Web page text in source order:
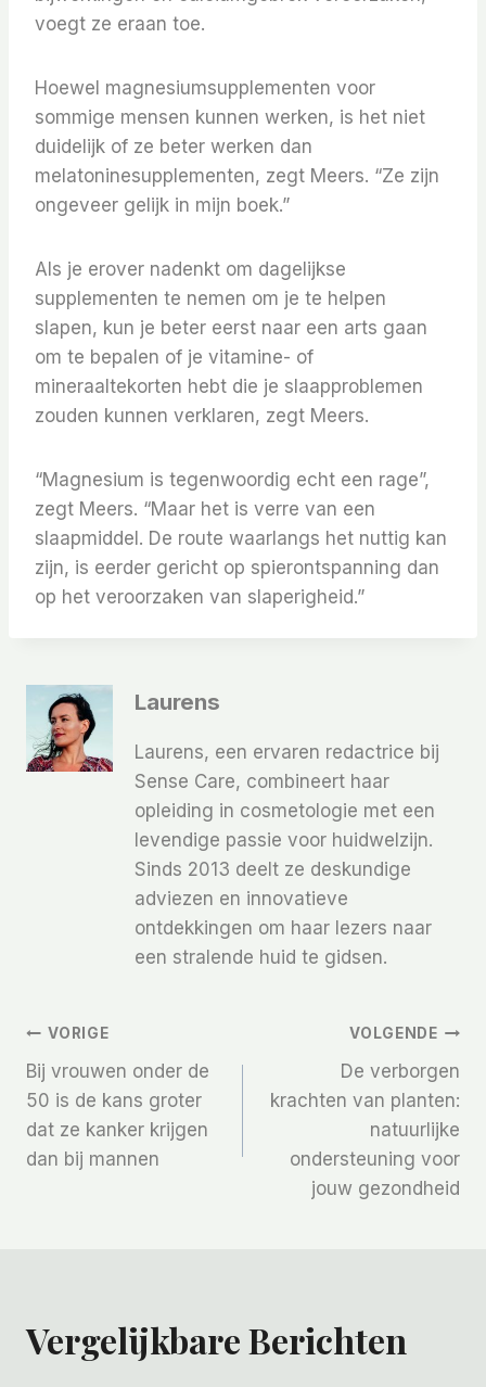
voegt ze eraan toe.
Hoewel magnesiumsupplementen voor
sommige mensen kunnen werken, is het niet
duidelijk of ze beter werken dan
melatoninesupplementen, zegt Meers. “Ze zijn
ongeveer gelijk in mijn boek.”
Als je erover nadenkt om dagelijkse
supplementen te nemen om je te helpen
slapen, kun je beter eerst naar een arts gaan
om te bepalen of je vitamine- of
mineraaltekorten hebt die je slaapproblemen
zouden kunnen verklaren, zegt Meers.
“Magnesium is tegenwoordig echt een rage”,
zegt Meers. “Maar het is verre van een
slaapmiddel. De route waarlangs het nuttig kan
zijn, is eerder gericht op spierontspanning dan
op het veroorzaken van slaperigheid.”
Laurens
Laurens, een ervaren redactrice bij
Sense Care, combineert haar
opleiding in cosmetologie met een
levendige passie voor huidwelzijn.
Sinds 2013 deelt ze deskundige
adviezen en innovatieve
ontdekkingen om haar lezers naar
een stralende huid te gidsen.
Bericht
Navigatie
VORIGE
Bij vrouwen onder de
50 is de kans groter
dat ze kanker krijgen
dan bij mannen
VOLGENDE
De verborgen
krachten van planten:
natuurlijke
ondersteuning voor
jouw gezondheid
Vergelijkbare Berichten